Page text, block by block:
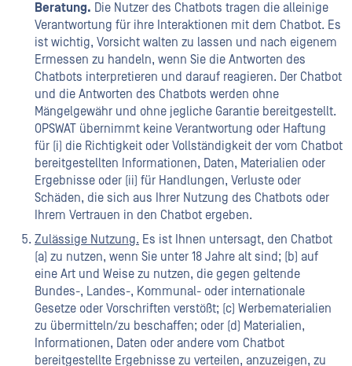
Beratung. Die Nutzer des Chatbots tragen die alleinige
Verantwortung für ihre Interaktionen mit dem Chatbot. Es
ist wichtig, Vorsicht walten zu lassen und nach eigenem
Ermessen zu handeln, wenn Sie die Antworten des
Chatbots interpretieren und darauf reagieren. Der Chatbot
und die Antworten des Chatbots werden ohne
Mängelgewähr und ohne jegliche Garantie bereitgestellt.
OPSWAT übernimmt keine Verantwortung oder Haftung
für (i) die Richtigkeit oder Vollständigkeit der vom Chatbot
bereitgestellten Informationen, Daten, Materialien oder
Ergebnisse oder (ii) für Handlungen, Verluste oder
Schäden, die sich aus Ihrer Nutzung des Chatbots oder
Ihrem Vertrauen in den Chatbot ergeben.
Zulässige Nutzung. Es ist Ihnen untersagt, den Chatbot
(a) zu nutzen, wenn Sie unter 18 Jahre alt sind; (b) auf
eine Art und Weise zu nutzen, die gegen geltende
Bundes-, Landes-, Kommunal- oder internationale
Gesetze oder Vorschriften verstößt; (c) Werbematerialien
zu übermitteln/zu beschaffen; oder (d) Materialien,
Informationen, Daten oder andere vom Chatbot
bereitgestellte Ergebnisse zu verteilen, anzuzeigen, zu